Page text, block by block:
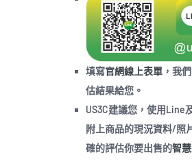
填寫官網線上表單 ，我
估結果給您。
US3C建議您，使用Line
附上商品的現況資料/照
確的評估你要出售的智